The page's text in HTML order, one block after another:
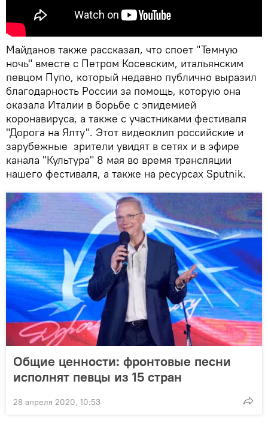
Майданов также рассказал, что споет "Темную
ночь" вместе с Петром Косевским, итальянским
певцом Пупо, который недавно публично выразил
благодарность России за помощь, которую она
оказала Италии в борьбе с эпидемией
коронавируса, а также с участниками фестиваля
"Дорога на Ялту". Этот видеоклип российские и
зарубежные зрители увидят в сетях и в эфире
канала "Культура" 8 мая во время трансляции
нашего фестиваля, а также на ресурсах Sputnik.
Общие ценности: фронтовые песни
исполнят певцы из 15 стран
28 апреля 2020, 10:53